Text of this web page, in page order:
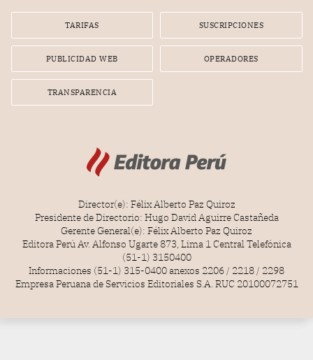
TARIFAS SUSCRIPCIONES
PUBLICIDAD WEB OPERADORES
TRANSPARENCIA
Director(e): Félix Alberto Paz Quiroz
Presidente de Directorio: Hugo David Aguirre Castañeda
Gerente General(e): Félix Alberto Paz Quiroz
Editora Perú Av. Alfonso Ugarte 873, Lima 1 Central Telefónica
(51-1) 3150400
Informaciones (51-1) 315-0400 anexos 2206 / 2218 / 2298
Empresa Peruana de Servicios Editoriales S.A. RUC 20100072751